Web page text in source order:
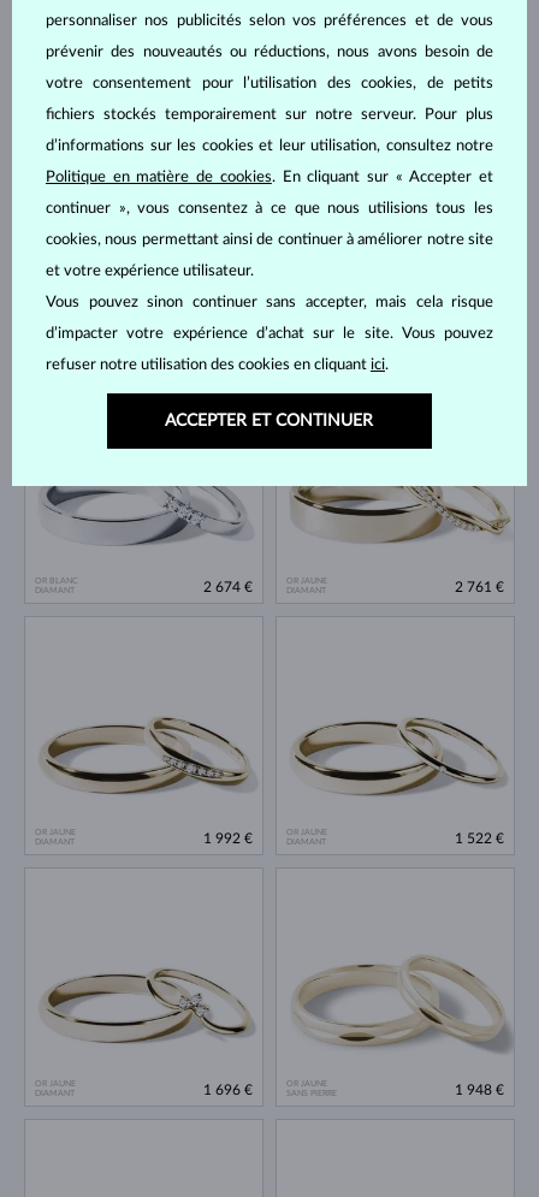
OR JAUNE
DIAMANT
2 505 €
OR JAUNE
DIAMANT
2 548 €
OR BLANC
DIAMANT
2 505 €
OR JAUNE
DIAMANT
2 205 €
OR BLANC
DIAMANT
2 674 €
OR JAUNE
DIAMANT
2 761 €
OR JAUNE
DIAMANT
1 992 €
OR JAUNE
DIAMANT
1 522 €
OR JAUNE
DIAMANT
1 696 €
OR JAUNE
SANS PIERRE
1 948 €
personnaliser nos publicités selon vos préférences et de vous
prévenir des nouveautés ou réductions, nous avons besoin de
votre consentement pour l’utilisation des cookies, de petits
fichiers stockés temporairement sur notre serveur. Pour plus
d’informations sur les cookies et leur utilisation, consultez notre
Politique en matière de cookies. En cliquant sur « Accepter et
continuer », vous consentez à ce que nous utilisions tous les
cookies, nous permettant ainsi de continuer à améliorer notre site
et votre expérience utilisateur.
Vous pouvez sinon continuer sans accepter, mais cela risque
d’impacter votre expérience d’achat sur le site. Vous pouvez
refuser notre utilisation des cookies en cliquant ici.
ACCEPTER ET CONTINUER